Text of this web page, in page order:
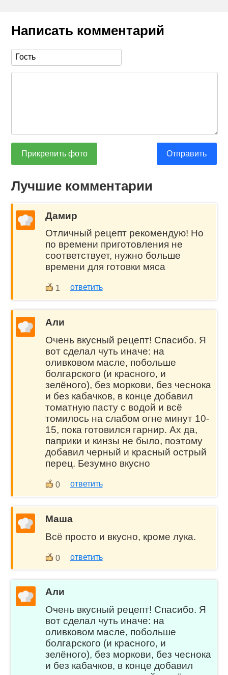
Написать комментарий
Прикрепить фото Отправить
Лучшие комментарии
Дамир
Отличный рецепт рекомендую! Но
по времени приготовления не
соответствует, нужно больше
времени для готовки мяса
1 ответить
Али
Очень вкусный рецепт! Спасибо. Я
вот сделал чуть иначе: на
оливковом масле, побольше
болгарского (и красного, и
зелёного), без моркови, без чеснока
и без кабачков, в конце добавил
томатную пасту с водой и всё
томилось на слабом огне минут 10-
15, пока готовился гарнир. Ах да,
паприки и кинзы не было, поэтому
добавил черный и красный острый
перец. Безумно вкусно
0 ответить
Маша
Всё просто и вкусно, кроме лука.
0 ответить
Али
Очень вкусный рецепт! Спасибо. Я
вот сделал чуть иначе: на
оливковом масле, побольше
болгарского (и красного, и
зелёного), без моркови, без чеснока
и без кабачков, в конце добавил